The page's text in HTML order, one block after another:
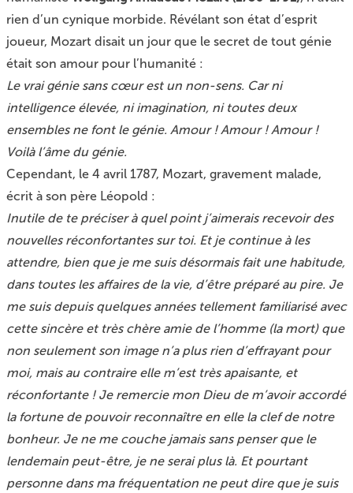
rien d’un cynique morbide. Révélant son état d’esprit
joueur, Mozart disait un jour que le secret de tout génie
était son amour pour l’humanité :
Le vrai génie sans cœur est un non-sens. Car ni
intelligence élevée, ni imagination, ni toutes deux
ensembles ne font le génie. Amour ! Amour ! Amour !
Voilà l’âme du génie.
Cependant, le 4 avril 1787, Mozart, gravement malade,
écrit à son père Léopold :
Inutile de te préciser à quel point j’aimerais recevoir des
nouvelles réconfortantes sur toi. Et je continue à les
attendre, bien que je me suis désormais fait une habitude,
dans toutes les affaires de la vie, d’être préparé au pire. Je
me suis depuis quelques années tellement familiarisé avec
cette sincère et très chère amie de l’homme (la mort) que
non seulement son image n’a plus rien d’effrayant pour
moi, mais au contraire elle m’est très apaisante, et
réconfortante ! Je remercie mon Dieu de m’avoir accordé
la fortune de pouvoir reconnaître en elle la clef de notre
bonheur. Je ne me couche jamais sans penser que le
lendemain peut-être, je ne serai plus là. Et pourtant
personne dans ma fréquentation ne peut dire que je suis